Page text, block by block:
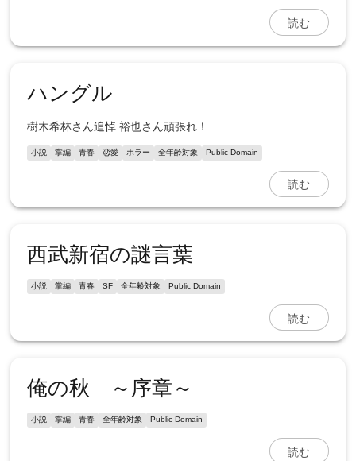
読む
ハングル
樹木希林さん追悼 裕也さん頑張れ！
小説 掌編 青春 恋愛 ホラー 全年齢対象 Public Domain
読む
西武新宿の謎言葉
小説 掌編 青春 SF 全年齢対象 Public Domain
読む
俺の秋 ～序章～
小説 掌編 青春 全年齢対象 Public Domain
読む